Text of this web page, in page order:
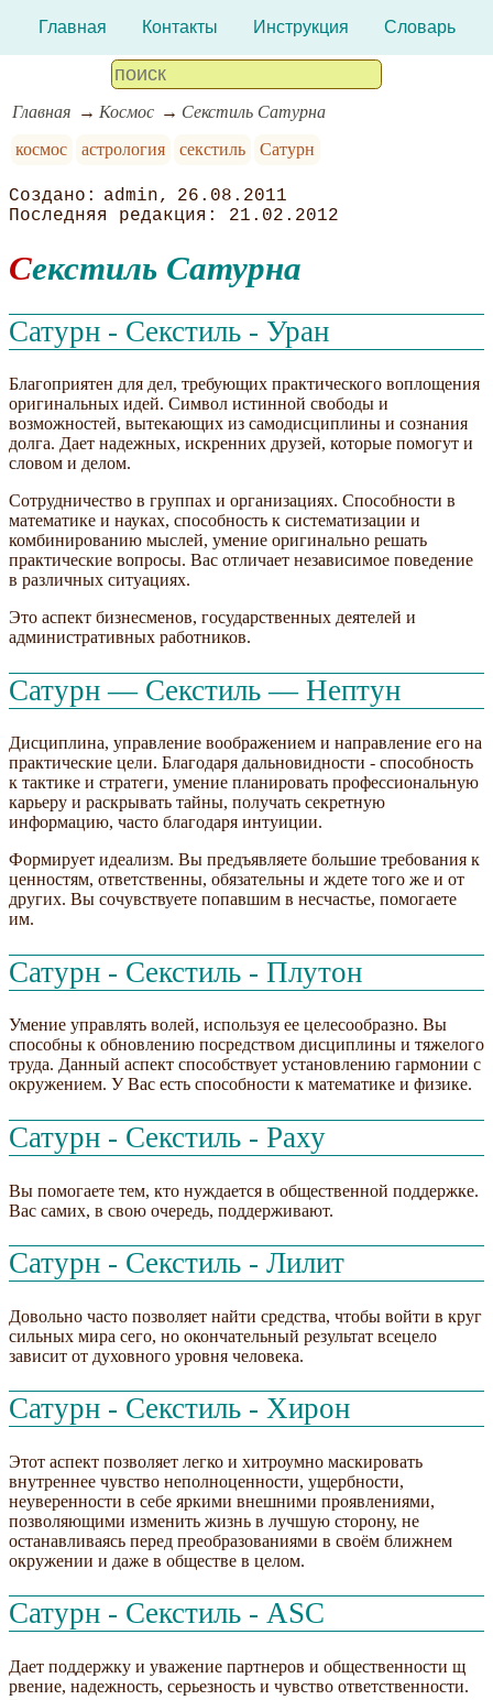
Главная Контакты Инструкция Словарь
Главная Космос
Секстиль Сатурна
космос
астрология секстиль Сатурн
admin
26.08.2011
21.02.2012
Секстиль Сатурна
Сатурн - Секстиль - Уран
Благоприятен для дел, требующих практического воплощения
оригинальных идей. Символ истинной свободы и
возможностей, вытекающих из самодисциплины и сознания
долга. Дает надежных, искренних друзей, которые помогут и
словом и делом.
Сотрудничество в группах и организациях. Способности в
математике и науках, способность к систематизации и
комбинированию мыслей, умение оригинально решать
практические вопросы. Вас отличает независимое поведение
в различных ситуациях.
Это аспект бизнесменов, государственных деятелей и
административных работников.
Сатурн — Секстиль — Нептун
Дисциплина, управление воображением и направление его на
практические цели. Благодаря дальновидности - способность
к тактике и стратеги, умение планировать профессиональную
карьеру и раскрывать тайны, получать секретную
информацию, часто благодаря интуиции.
Формирует идеализм. Вы предъявляете большие требования к
ценностям, ответственны, обязательны и ждете того же и от
других. Вы сочувствуете попавшим в несчастье, помогаете
им.
Сатурн - Секстиль - Плутон
Умение управлять волей, используя ее целесообразно. Вы
способны к обновлению посредством дисциплины и тяжелого
труда. Данный аспект способствует установлению гармонии с
окружением. У Вас есть способности к математике и физике.
Сатурн - Секстиль - Раху
Вы помогаете тем, кто нуждается в общественной поддержке.
Вас самих, в свою очередь, поддерживают.
Сатурн - Секстиль - Лилит
Довольно часто позволяет найти средства, чтобы войти в круг
сильных мира сего, но окончательный результат всецело
зависит от духовного уровня человека.
Сатурн - Секстиль - Хирон
Этот аспект позволяет легко и хитроумно маскировать
внутреннее чувство неполноценности, ущербности,
неуверенности в себе яркими внешними проявлениями,
позволяющими изменить жизнь в лучшую сторону, не
останавливаясь перед преобразованиями в своём ближнем
окружении и даже в обществе в целом.
Сатурн - Секстиль - ASC
Дает поддержку и уважение партнеров и общественности щ
рвение, надежность, серьезность и чувство ответственности.